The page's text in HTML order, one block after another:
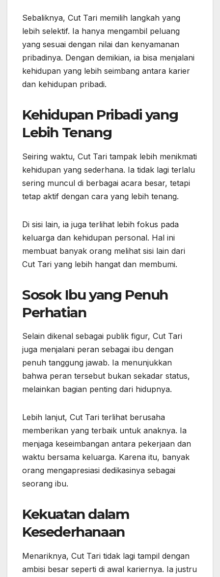
Sebaliknya, Cut Tari memilih langkah yang
lebih selektif. Ia hanya mengambil peluang
yang sesuai dengan nilai dan kenyamanan
pribadinya. Dengan demikian, ia bisa menjalani
kehidupan yang lebih seimbang antara karier
dan kehidupan pribadi.
Kehidupan Pribadi yang
Lebih Tenang
Seiring waktu, Cut Tari tampak lebih menikmati
kehidupan yang sederhana. Ia tidak lagi terlalu
sering muncul di berbagai acara besar, tetapi
tetap aktif dengan cara yang lebih tenang.
Di sisi lain, ia juga terlihat lebih fokus pada
keluarga dan kehidupan personal. Hal ini
membuat banyak orang melihat sisi lain dari
Cut Tari yang lebih hangat dan membumi.
Sosok Ibu yang Penuh
Perhatian
Selain dikenal sebagai publik figur, Cut Tari
juga menjalani peran sebagai ibu dengan
penuh tanggung jawab. Ia menunjukkan
bahwa peran tersebut bukan sekadar status,
melainkan bagian penting dari hidupnya.
Lebih lanjut, Cut Tari terlihat berusaha
memberikan yang terbaik untuk anaknya. Ia
menjaga keseimbangan antara pekerjaan dan
waktu bersama keluarga. Karena itu, banyak
orang mengapresiasi dedikasinya sebagai
seorang ibu.
Kekuatan dalam
Kesederhanaan
Menariknya, Cut Tari tidak lagi tampil dengan
ambisi besar seperti di awal kariernya. Ia justru